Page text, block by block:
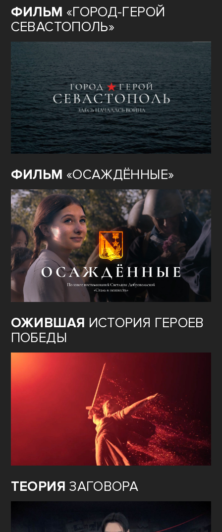
ФИЛЬМ «ГОРОД-ГЕРОЙ
СЕВАСТОПОЛЬ»
ФИЛЬМ «ОСАЖДЁННЫЕ»
ОЖИВШАЯ ИСТОРИЯ ГЕРОЕВ
ПОБЕДЫ
ТЕОРИЯ ЗАГОВОРА